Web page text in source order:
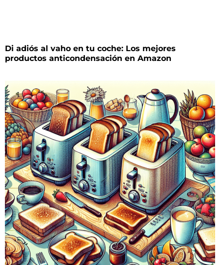
Di adiós al vaho en tu coche: Los mejores
productos anticondensación en Amazon